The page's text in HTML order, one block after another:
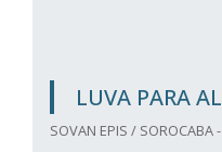
LUVA PARA
SOVAN EPIS / SOROCABA